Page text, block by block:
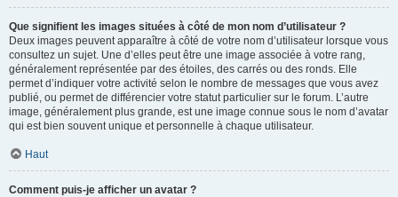
Que signifient les images situées à côté de mon nom d’utilisateur ?
Deux images peuvent apparaître à côté de votre nom d’utilisateur lorsque vous
consultez un sujet. Une d’elles peut être une image associée à votre rang,
généralement représentée par des étoiles, des carrés ou des ronds. Elle
permet d’indiquer votre activité selon le nombre de messages que vous avez
publié, ou permet de différencier votre statut particulier sur le forum. L’autre
image, généralement plus grande, est une image connue sous le nom d’avatar
qui est bien souvent unique et personnelle à chaque utilisateur.
Haut
Comment puis-je afficher un avatar ?